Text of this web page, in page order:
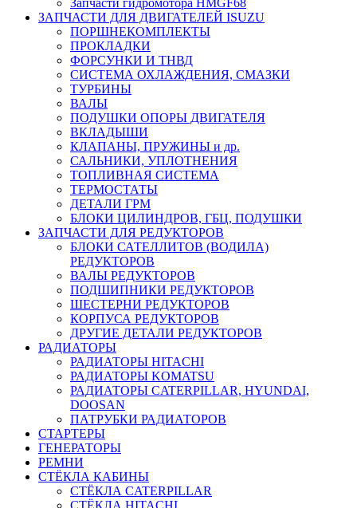
ЗАПЧАСТИ ДЛЯ ДВИГАТЕЛЕЙ ISUZU
ПОРШНЕКОМПЛЕКТЫ
ПРОКЛАДКИ
ФОРСУНКИ И ТНВД
СИСТЕМА ОХЛАЖДЕНИЯ, СМАЗКИ
ТУРБИНЫ
ВАЛЫ
ПОДУШКИ ОПОРЫ ДВИГАТЕЛЯ
ВКЛАДЫШИ
КЛАПАНЫ, ПРУЖИНЫ и др.
САЛЬНИКИ, УПЛОТНЕНИЯ
ТОПЛИВНАЯ СИСТЕМА
ТЕРМОСТАТЫ
ДЕТАЛИ ГРМ
БЛОКИ ЦИЛИНДРОВ, ГБЦ, ПОДУШКИ
ЗАПЧАСТИ ДЛЯ РЕДУКТОРОВ
БЛОКИ САТЕЛЛИТОВ (ВОДИЛА)
РЕДУКТОРОВ
ВАЛЫ РЕДУКТОРОВ
ПОДШИПНИКИ РЕДУКТОРОВ
ШЕСТЕРНИ РЕДУКТОРОВ
КОРПУСА РЕДУКТОРОВ
ДРУГИЕ ДЕТАЛИ РЕДУКТОРОВ
РАДИАТОРЫ
РАДИАТОРЫ HITACHI
РАДИАТОРЫ KOMATSU
РАДИАТОРЫ CATERPILLAR, HYUNDAI,
DOOSAN
ПАТРУБКИ РАДИАТОРОВ
СТАРТЕРЫ
ГЕНЕРАТОРЫ
РЕМНИ
СТЁКЛА КАБИНЫ
СТЁКЛА CATERPILLAR
СТЁКЛА HITACHI